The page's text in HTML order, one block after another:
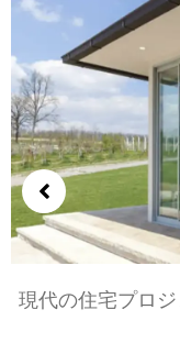
寝室とリビング
快適,